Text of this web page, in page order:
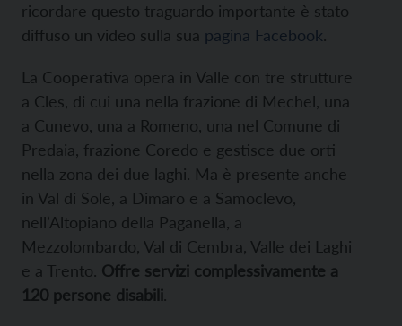
ricordare questo traguardo importante è stato
diffuso un video sulla sua pagina Facebook.
La Cooperativa opera in Valle con tre strutture
a Cles, di cui una nella frazione di Mechel, una
a Cunevo, una a Romeno, una nel Comune di
Predaia, frazione Coredo e gestisce due orti
nella zona dei due laghi. Ma è presente anche
in Val di Sole, a Dimaro e a Samoclevo,
nell’Altopiano della Paganella, a
Mezzolombardo, Val di Cembra, Valle dei Laghi
e a Trento. Offre servizi complessivamente a
120 persone disabili.